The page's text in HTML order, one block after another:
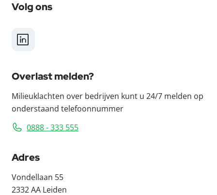
Volg ons
LinkedIn
Overlast melden?
Milieuklachten over bedrijven kunt u 24/7 melden op
onderstaand telefoonnummer
0888 - 333 555
Adres
Vondellaan 55
2332 AA Leiden